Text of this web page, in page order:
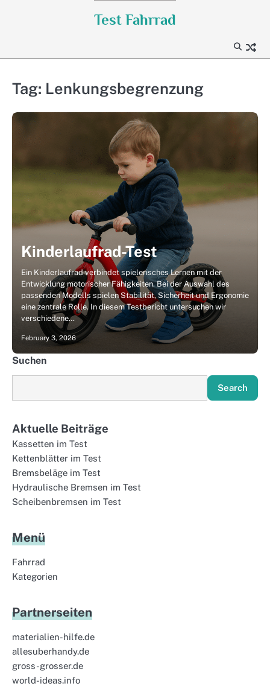
Test Fahrrad
Tag: Lenkungsbegrenzung
Kinderlaufrad-Test
Ein Kinderlaufrad verbindet spielerisches Lernen mit der
Entwicklung motorischer Fähigkeiten. Bei der Auswahl des
passenden Modells spielen Stabilität, Sicherheit und Ergonomie
eine zentrale Rolle. In diesem Testbericht untersuchen wir
verschiedene…
February 3, 2026
Suchen
Search
Aktuelle Beiträge
Kassetten im Test
Kettenblätter im Test
Bremsbeläge im Test
Hydraulische Bremsen im Test
Scheibenbremsen im Test
Menü
Fahrrad
Kategorien
Partnerseiten
materialien-hilfe.de
allesuberhandy.de
gross-grosser.de
world-ideas.info